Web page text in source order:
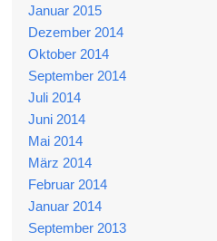
Januar 2015
Dezember 2014
Oktober 2014
September 2014
Juli 2014
Juni 2014
Mai 2014
März 2014
Februar 2014
Januar 2014
September 2013